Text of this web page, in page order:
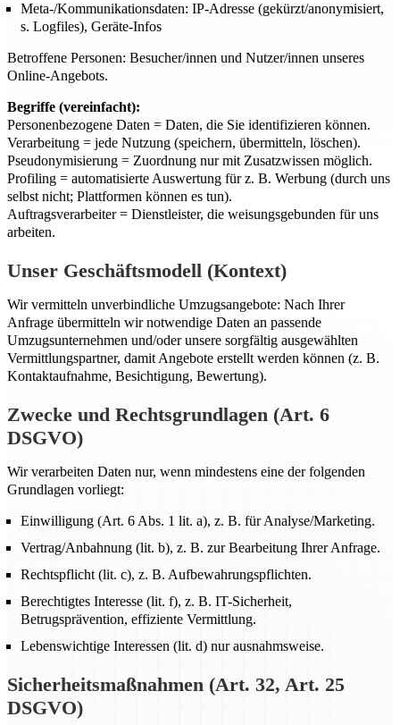
Meta-/Kommunikationsdaten: IP-Adresse (gekürzt/anonymisiert,
s. Logfiles), Geräte-Infos
Betroffene Personen: Besucher/innen und Nutzer/innen unseres
Online-Angebots.
Begriffe (vereinfacht):
Personenbezogene Daten = Daten, die Sie identifizieren können.
Verarbeitung = jede Nutzung (speichern, übermitteln, löschen).
Pseudonymisierung = Zuordnung nur mit Zusatzwissen möglich.
Profiling = automatisierte Auswertung für z. B. Werbung (durch uns
selbst nicht; Plattformen können es tun).
Auftragsverarbeiter = Dienstleister, die weisungsgebunden für uns
arbeiten.
Unser Geschäftsmodell (Kontext)
Wir vermitteln unverbindliche Umzugsangebote: Nach Ihrer
Anfrage übermitteln wir notwendige Daten an passende
Umzugsunternehmen und/oder unsere sorgfältig ausgewählten
Vermittlungspartner, damit Angebote erstellt werden können (z. B.
Kontaktaufnahme, Besichtigung, Bewertung).
Zwecke und Rechtsgrundlagen (Art. 6
DSGVO)
Wir verarbeiten Daten nur, wenn mindestens eine der folgenden
Grundlagen vorliegt:
Einwilligung (Art. 6 Abs. 1 lit. a), z. B. für Analyse/Marketing.
Vertrag/Anbahnung (lit. b), z. B. zur Bearbeitung Ihrer Anfrage.
Rechtspflicht (lit. c), z. B. Aufbewahrungspflichten.
Berechtigtes Interesse (lit. f), z. B. IT-Sicherheit,
Betrugsprävention, effiziente Vermittlung.
Lebenswichtige Interessen (lit. d) nur ausnahmsweise.
Sicherheitsmaßnahmen (Art. 32, Art. 25
DSGVO)